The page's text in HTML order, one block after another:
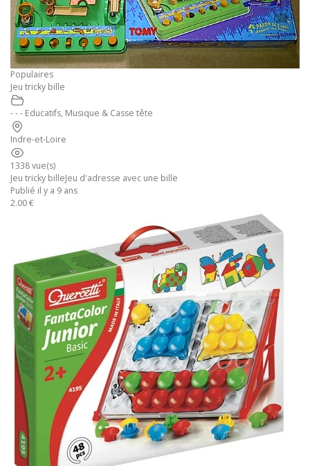
Populaires
Jeu tricky bille
- - - Educatifs, Musique & Casse tête
Indre-et-Loire
1338 vue(s)
Jeu tricky billeJeu d'adresse avec une bille
Publié il y a 9 ans
2.00 €